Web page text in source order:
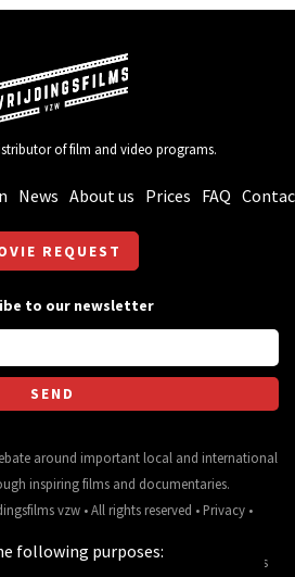
of film and video programs.
News About us Prices FAQ
REQUEST
to our newsletter
around important local and international
inspiring films and documentaries.
vzw • All rights reserved • Privacy•
for movie data and images: General terms
following purposes: